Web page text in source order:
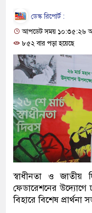
ডেস্ক রিপোর্ট :
আপডেট সময় ১০:৩৫:২৬
৮৫২ বার পড়া হয়েছে
স্বাধীনতা ও জাতীয়
ফেডারেশনের উদ্যোগে
বিহারে বিশেষ প্রার্থনা